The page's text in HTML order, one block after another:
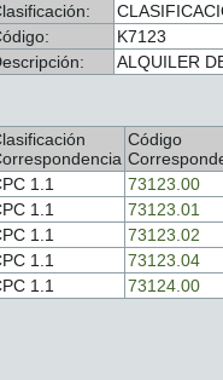
K7123
ALQUILER
Código
1.1
73123.00
1.1
73123.01
1.1
73123.02
1.1
73123.04
1.1
73124.00